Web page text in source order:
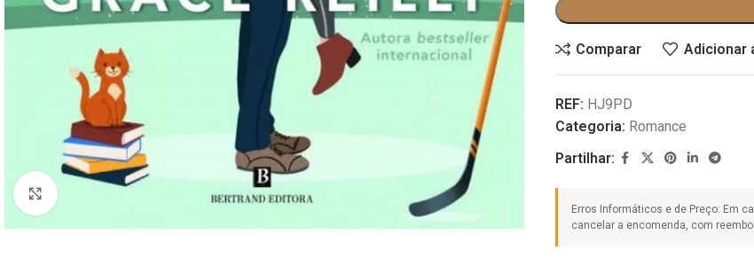
Comparar Adicionar
REF: HJ9PD
Categoria: Romance
Partilhar: